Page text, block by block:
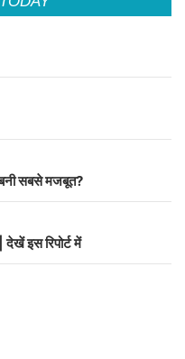
बनी सबसे मजबूत?
इस रिपोर्ट में